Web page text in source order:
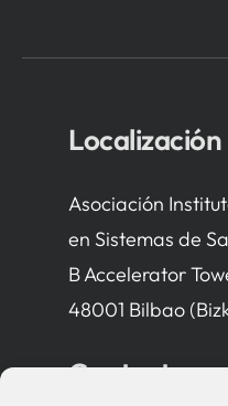
Localización
Asociación
en Sistemas de
B Accelerator
48001 Bilbao
Contacto